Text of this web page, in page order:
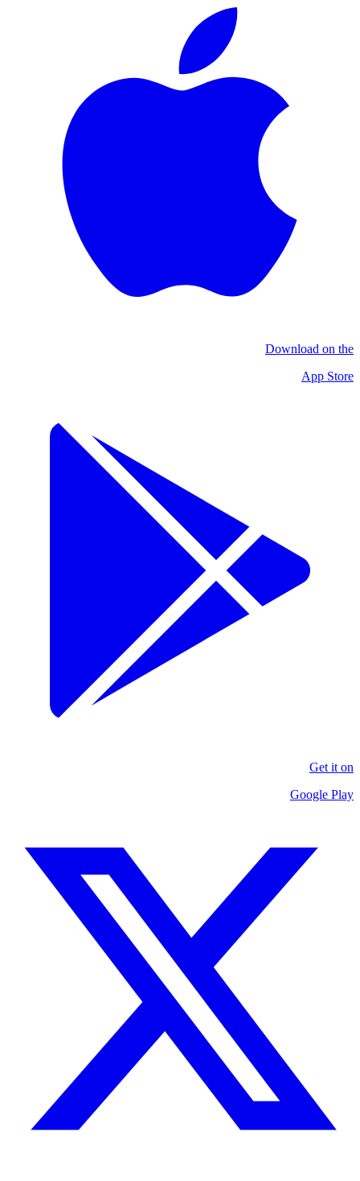
Download on the
App Store
Get it on
Google Play